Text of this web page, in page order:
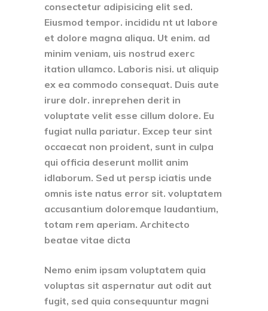
consectetur adipisicing elit sed.
Eiusmod tempor. incididu nt ut labore
et dolore magna aliqua. Ut enim. ad
minim veniam, uis nostrud exerc
itation ullamco. Laboris nisi. ut aliquip
ex ea commodo consequat. Duis aute
irure dolr. inreprehen derit in
voluptate velit esse cillum dolore. Eu
fugiat nulla pariatur. Excep teur sint
occaecat non proident, sunt in culpa
qui officia deserunt mollit anim
idlaborum. Sed ut persp iciatis unde
omnis iste natus error sit. voluptatem
accusantium doloremque laudantium,
totam rem aperiam. Architecto
beatae vitae dicta
Nemo enim ipsam voluptatem quia
voluptas sit aspernatur aut odit aut
fugit, sed quia consequuntur magni